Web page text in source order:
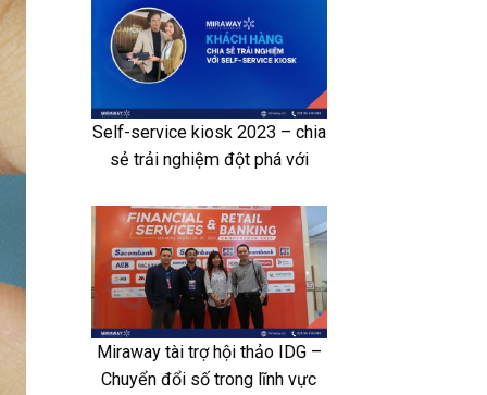
Self-service kiosk 2023 – chia
sẻ trải nghiệm đột phá với
Miraway tài trợ hội thảo IDG –
Chuyển đổi số trong lĩnh vực